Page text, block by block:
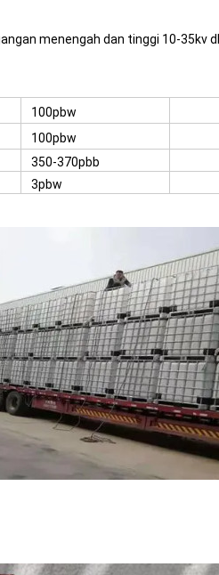
menengah dan tinggi 10-35kv dll.
100pbw
100pbw
350-370pbb
3pbw